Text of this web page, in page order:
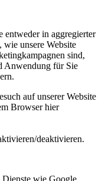
entweder in aggregierter
wie unsere Website
sind,
Anwendung für Sie
auf unserer Website
Browser hier
deaktivieren.
Dienste wie Google